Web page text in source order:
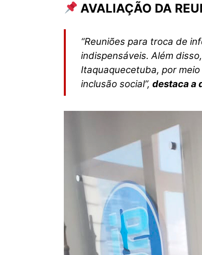
AVALIAÇÃO DA
“Reuniões para troca de
indispensáveis. Além
Itaquaquecetuba, por
inclusão social”, destaca a